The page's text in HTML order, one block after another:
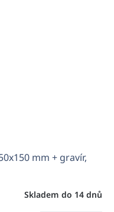
mm + gravír,
Skladem do 14 dnů